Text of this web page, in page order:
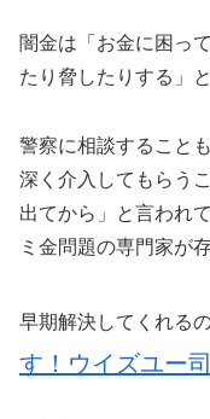
闇金は「お金に困っ
たり脅したりする」
警察に相談すること
深く介入してもらう
出てから」と言われ
ミ金問題の専門家が
早期解決してくれる
す！ウイズユー